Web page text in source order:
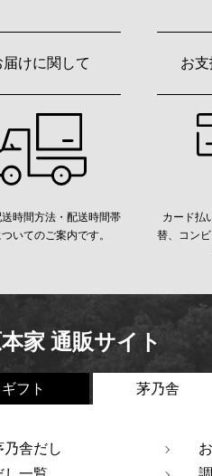
届けに関して
時間方法・配送時間帯
いてのご案内です。
お
カード払
替、コン
家 通販サイト
ギフト 茅乃舎
乃舎だし